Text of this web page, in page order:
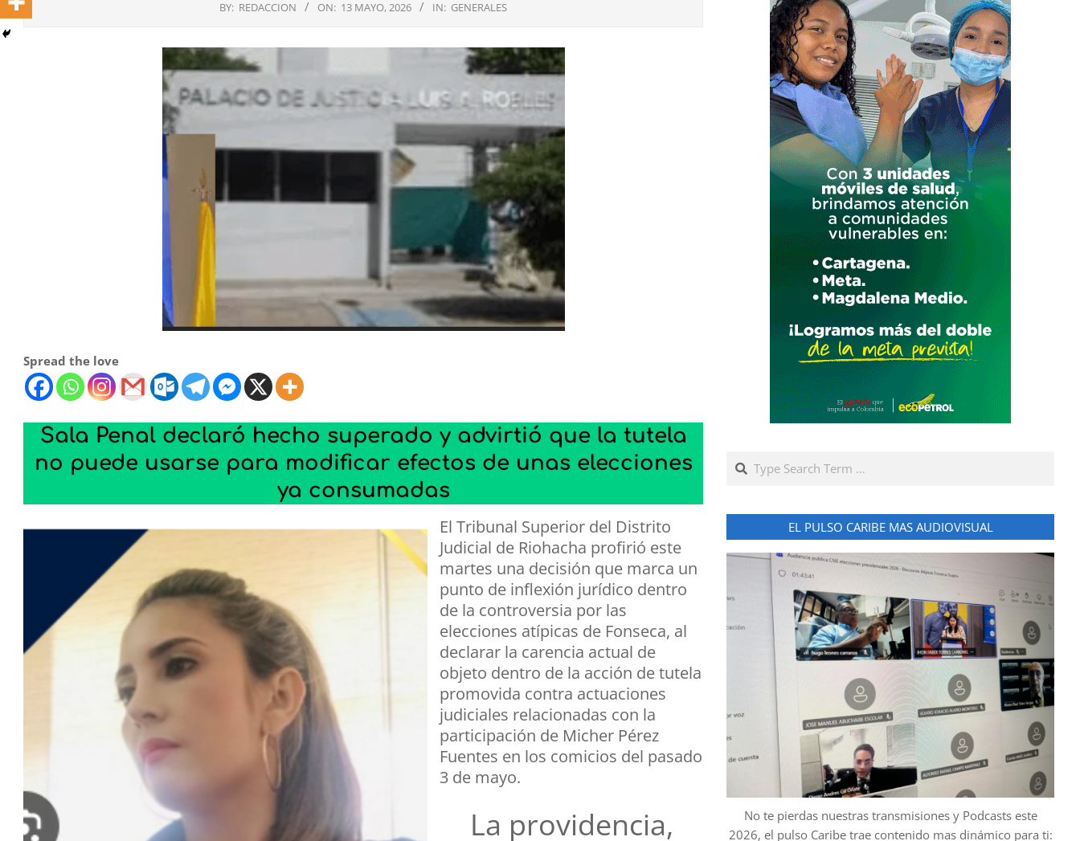
BY: REDACCION ON: 13 MAYO, 2026 IN: GENERALES
Spread the love
Sala Penal declaró hecho superado y advirtió que la tutela
no puede usarse para modificar efectos de unas elecciones
ya consumadas
El Tribunal Superior del Distrito
Judicial de Riohacha profirió este
martes una decisión que marca un
punto de inflexión jurídico dentro
de la controversia por las
elecciones atípicas de Fonseca, al
declarar la carencia actual de
objeto dentro de la acción de tutela
promovida contra actuaciones
judiciales relacionadas con la
participación de Micher Pérez
Fuentes en los comicios del pasado
3 de mayo.
La providencia,
Search
EL PULSO CARIBE MAS AUDIOVISUAL
No te pierdas nuestras transmisiones y Podcasts este
2026, el pulso Caribe trae contenido mas dinámico para ti: